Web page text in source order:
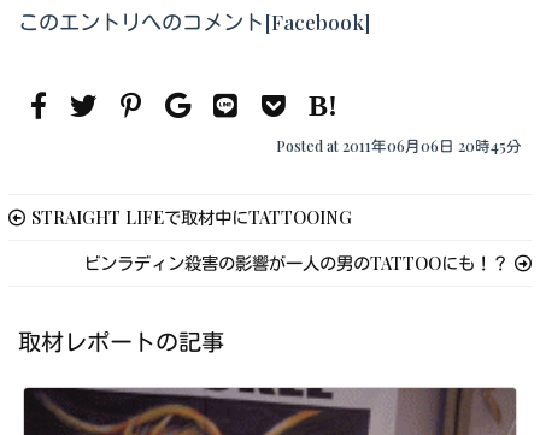
このエントリへのコメント[Facebook]
Posted at 2011年06月06日 20時45分
STRAIGHT LIFEで取材中にTATTOOING
ビンラディン殺害の影響が一人の男のTATTOOにも！？
取材レポートの記事